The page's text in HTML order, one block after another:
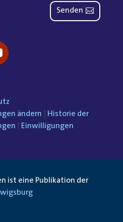
Senden
ändern
Historie der
Einwilligungen
ist eine Publikation der